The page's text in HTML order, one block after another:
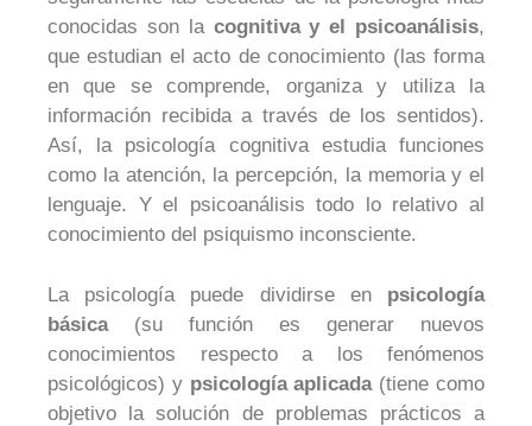
conocidas son la cognitiva y el psicoanálisis,
que estudian el acto de conocimiento (las forma
en que se comprende, organiza y utiliza la
información recibida a través de los sentidos).
Así, la psicología cognitiva estudia funciones
como la atención, la percepción, la memoria y el
lenguaje. Y el psicoanálisis todo lo relativo al
conocimiento del psiquismo inconsciente.
La psicología puede dividirse en psicología
básica(su función es generar nuevos
conocimientos respecto a los fenómenos
psicológicos) y psicología aplicada(tiene como
objetivo la solución de problemas prácticos a